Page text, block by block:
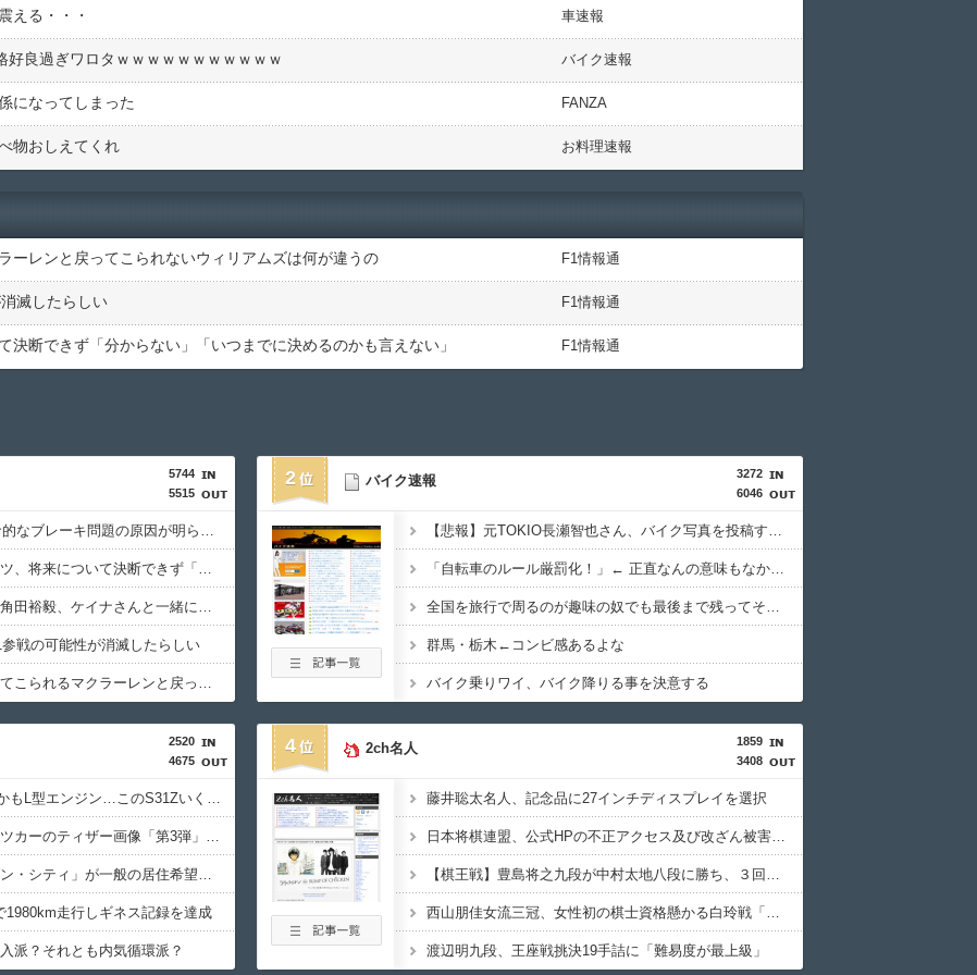
える・・・ 車速報
良過ぎワロタｗｗｗｗｗｗｗｗｗｗｗ バイク速報
になってしまった FANZA
物おしえてくれ お料理速報
ーレンと戻ってこられないウィリアムズは何が違うの F1情報通
滅したらしい F1情報通
決断できず「分からない」「いつまでに決めるのかも言えない」 F1情報通
5744
5515
キャデラックF1、致命的なブレーキ問題の原因が明らかになるも解決には至っておらずめども立たず
ウィリアムズのサインツ、将来について決断できず「分からない」「いつまでに決めるのかも言えない」
レッドブルリザーブの角田裕毅、ケイナさんと一緒に酒蔵巡りをしている模様
戦の可能性が消滅したらしい
低迷しても上位に戻ってこられるマクラーレンと戻ってこられないウィリアムズは何が違うの
2
3272
6046
バイク速報
【悲報】元TOKIO長瀬智也さん、バイク写真を投稿するも女子から「見た目が汚らしい」と叩かれ謝罪
「自転車のルール厳罰化！」← 正直なんの意味もなかった件ｗｗｗｗｗｗｗｗ
全国を旅行で周るのが趣味の奴でも最後まで残ってそうな都道府県ってどこ？？？
群馬・栃木←コンビ感あるよな
バイク乗りワイ、バイク降りる事を決意する
2520
4675
過給なしで420ps。しかもL型エンジン…このS31Zいくらかかってるんだ…
ミツオカ、新型スポーツカーのティザー画像「第3弾」を公開！
実証実験都市「ウーブン・シティ」が一般の居住希望者の募集開始 すでにトヨタ関係者が居住
1980km走行しギネス記録を達成
派？それとも内気循環派？
4
1859
3408
2ch名人
藤井聡太名人、記念品に27インチディスプレイを選択
日本将棋連盟、公式HPの不正アクセス及び改ざん被害の調査結果公表
【棋王戦】豊島将之九段が中村太地八段に勝ち、３回戦進出
西山朋佳女流三冠、女性初の棋士資格懸かる白玲戦「今まで通りに」
渡辺明九段、王座戦挑決19手詰に「難易度が最上級」